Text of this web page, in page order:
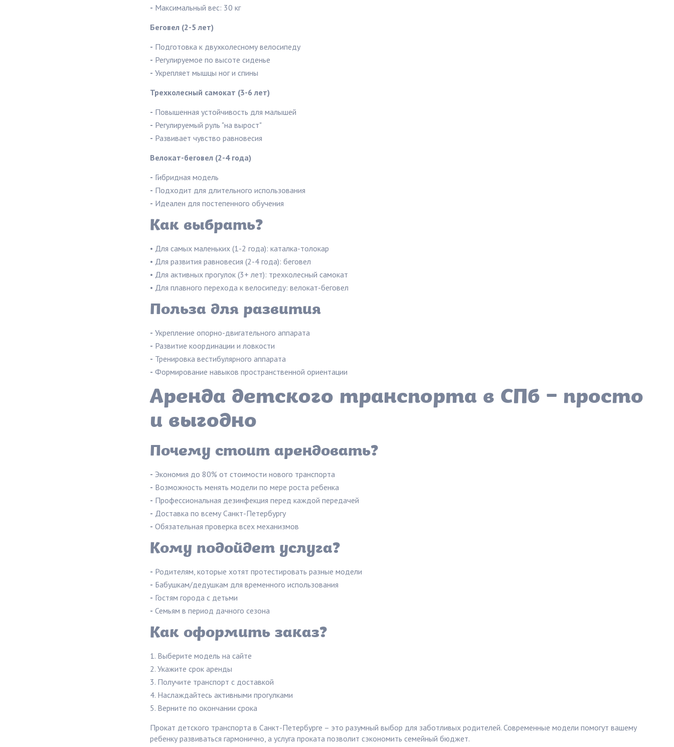
- Максимальный вес: 30 кг
Беговел (2-5 лет)
- Подготовка к двухколесному велосипеду
- Регулируемое по высоте сиденье
- Укрепляет мышцы ног и спины
Трехколесный самокат (3-6 лет)
- Повышенная устойчивость для малышей
- Регулируемый руль "на вырост"
- Развивает чувство равновесия
Велокат-беговел (2-4 года)
- Гибридная модель
- Подходит для длительного использования
- Идеален для постепенного обучения
Как выбрать?
• Для самых маленьких (1-2 года): каталка-толокар
• Для развития равновесия (2-4 года): беговел
• Для активных прогулок (3+ лет): трехколесный самокат
• Для плавного перехода к велосипеду: велокат-беговел
Польза для развития
- Укрепление опорно-двигательного аппарата
- Развитие координации и ловкости
- Тренировка вестибулярного аппарата
- Формирование навыков пространственной ориентации
Аренда детского транспорта в СПб – просто
и выгодно
Почему стоит арендовать?
- Экономия до 80% от стоимости нового транспорта
- Возможность менять модели по мере роста ребенка
- Профессиональная дезинфекция перед каждой передачей
- Доставка по всему Санкт-Петербургу
- Обязательная проверка всех механизмов
Кому подойдет услуга?
- Родителям, которые хотят протестировать разные модели
- Бабушкам/дедушкам для временного использования
- Гостям города с детьми
- Семьям в период дачного сезона
Как оформить заказ?
Выберите модель на сайте
Укажите срок аренды
Получите транспорт с доставкой
Наслаждайтесь активными прогулками
Верните по окончании срока
Прокат детского транспорта в Санкт-Петербурге – это разумный выбор для заботливых родителей. Современные модели помогут вашему
ребенку развиваться гармонично, а услуга проката позволит сэкономить семейный бюджет.